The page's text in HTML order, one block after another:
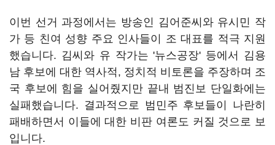
이번 선거 과정에서는 방송인 김어준씨와 유시민 작
가 등 친여 성향 주요 인사들이 조 대표를 적극 지원
했습니다. 김씨와 유 작가는 '뉴스공장' 등에서 김용
남 후보에 대한 역사적, 정치적 비토론을 주장하며 조
국 후보에 힘을 실어줬지만 끝내 범진보 단일화에는
실패했습니다. 결과적으로 범민주 후보들이 나란히
패배하면서 이들에 대한 비판 여론도 커질 것으로 보
입니다.